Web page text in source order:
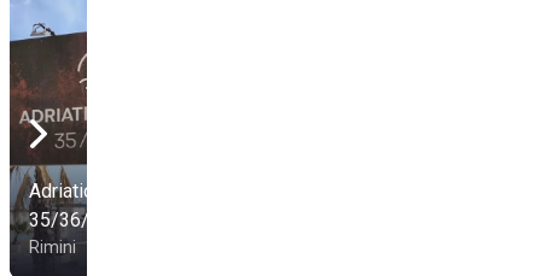
Adriatic Village
35/36/37
Rimini